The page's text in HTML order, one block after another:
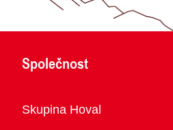
Společnost
Přehled
Skupina Hoval